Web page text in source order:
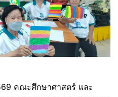
คณะศึกษาศาสตร์ และ